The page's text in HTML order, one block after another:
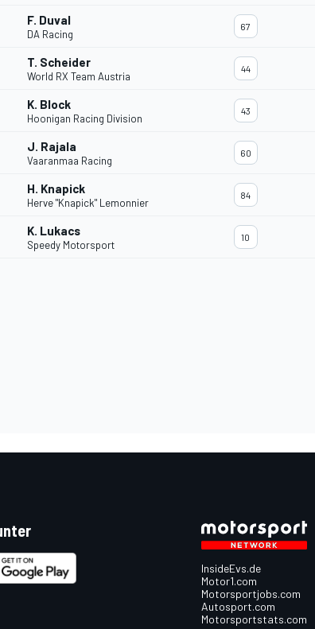
F. Duval
DA Racing
67
T. Scheider
World RX Team Austria
44
K. Block
Hoonigan Racing Division
43
J. Rajala
Vaaranmaa Racing
60
H. Knapick
Herve "Knapick" Lemonnier
84
K. Lukacs
Speedy Motorsport
10
InsideEvs.de
Motor1.com
Motorsportjobs.com
Autosport.com
Motorsportstats.com